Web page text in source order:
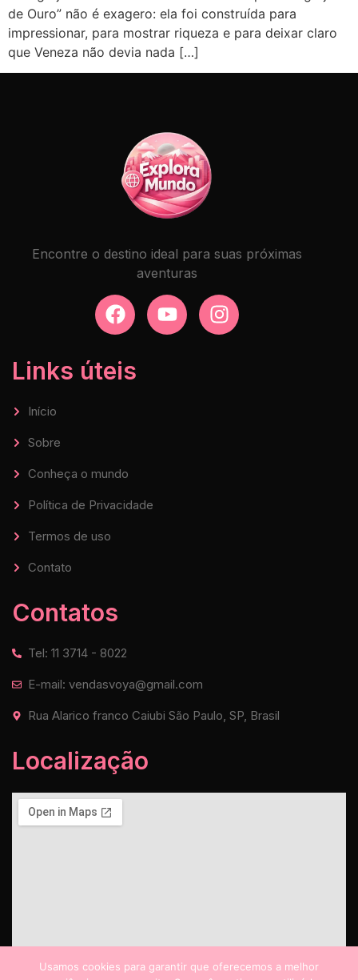
de Ouro” não é exagero: ela foi construída para
impressionar, para mostrar riqueza e para deixar claro
que Veneza não devia nada […]
Encontre o destino ideal para suas próximas
aventuras
Links úteis
Início
Sobre
Conheça o mundo
Política de Privacidade
Termos de uso
Contato
Contatos
Tel: 11 3714 - 8022
E-mail: vendasvoya@gmail.com
Rua Alarico franco Caiubi São Paulo, SP, Brasil
Localização
Usamos cookies para garantir que oferecemos a melhor